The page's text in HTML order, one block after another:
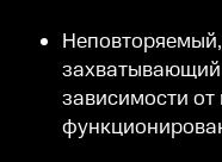
зависимости